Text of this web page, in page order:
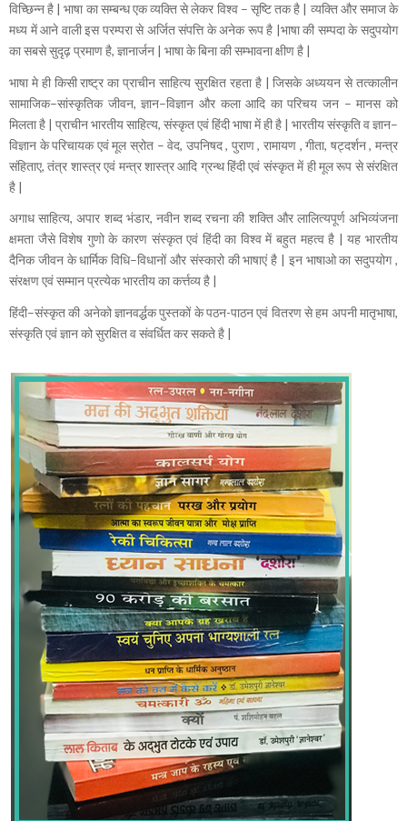
विच्छिन्न है | भाषा का सम्बन्ध एक व्यक्ति से लेकर विश्व – सृष्टि तक है | व्यक्ति और समाज के
मध्य में आने वाली इस परम्परा से अर्जित संपत्ति के अनेक रूप है |भाषा की सम्पदा के सदुपयोग
का सबसे सुदृढ़ प्रमाण है, ज्ञानार्जन | भाषा के बिना की सम्भावना क्षीण है |
भाषा मे ही किसी राष्ट्र का प्राचीन साहित्य सुरक्षित रहता है | जिसके अध्ययन से तत्कालीन
सामाजिक–सांस्कृतिक जीवन, ज्ञान–विज्ञान और कला आदि का परिचय जन – मानस को
मिलता है | प्राचीन भारतीय साहित्य, संस्कृत एवं हिंदी भाषा में ही है | भारतीय संस्कृति व ज्ञान–
विज्ञान के परिचायक एवं मूल स्रोत – वेद, उपनिषद , पुराण , रामायण , गीता, षट्दर्शन , मन्त्र
संहिताए, तंत्र शास्त्र एवं मन्त्र शास्त्र आदि ग्रन्थ हिंदी एवं संस्कृत में ही मूल रूप से संरक्षित
है |
अगाध साहित्य, अपार शब्द भंडार, नवीन शब्द रचना की शक्ति और लालित्यपूर्ण अभिव्यंजना
क्षमता जैसे विशेष गुणो के कारण संस्कृत एवं हिंदी का विश्व में बहुत महत्व है | यह भारतीय
दैनिक जीवन के धार्मिक विधि–विधानों और संस्कारो की भाषाएं है | इन भाषाओ का सदुपयोग ,
संरक्षण एवं सम्मान प्रत्येक भारतीय का कर्त्तव्य है |
हिंदी–संस्कृत की अनेको ज्ञानवर्द्धक पुस्तकों के पठन-पाठन एवं वितरण से हम अपनी मातृभाषा,
संस्कृति एवं ज्ञान को सुरक्षित व संवर्धित कर सकते है |